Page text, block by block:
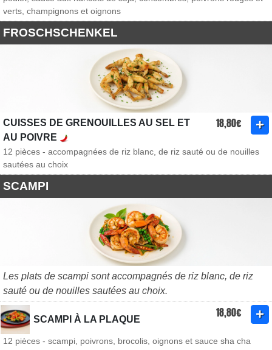
verts, champignons et oignons
FROSCHSCHENKEL
CUISSES DE GRENOUILLES AU SEL ET
AU POIVRE
18,80€
12 pièces - accompagnées de riz blanc, de riz sauté ou de nouilles
sautées au choix
SCAMPI
Les plats de scampi sont accompagnés de riz blanc, de riz
sauté ou de nouilles sautées au choix.
SCAMPI À LA PLAQUE 18,80€
12 pièces - scampi, poivrons, brocolis, oignons et sauce sha cha